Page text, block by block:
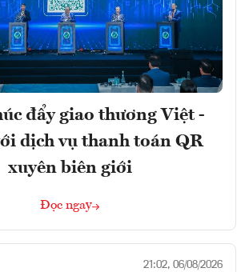
đẩy giao thương Việt -
dịch vụ thanh toán QR
xuyên biên giới
Đọc ngay
21:02, 06/08/2026